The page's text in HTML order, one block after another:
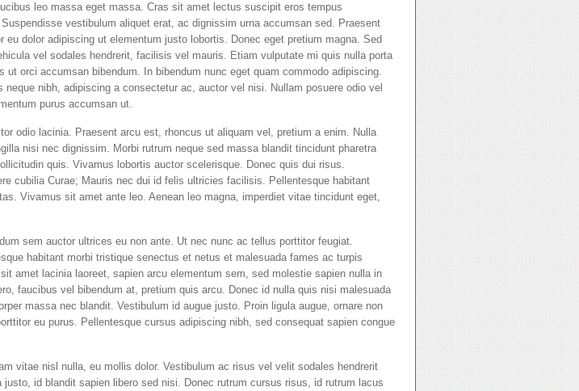
leo massa eget massa. Cras sit amet lectus suscipit eros tempus
Suspendisse vestibulum aliquet erat, ac dignissim urna accumsan sed. Praesent
eu dolor adipiscing ut elementum justo lobortis. Donec eget pretium magna. Sed
vel sodales hendrerit, facilisis vel mauris. Etiam vulputate mi quis nulla porta
orci accumsan bibendum. In bibendum nunc eget quam commodo adipiscing.
nibh, adipiscing a consectetur ac, auctor vel nisi. Nullam posuere odio vel
purus accumsan ut.
odio lacinia. Praesent arcu est, rhoncus ut aliquam vel, pretium a enim. Nulla
nisi nec dignissim. Morbi rutrum neque sed massa blandit tincidunt pharetra
quis. Vivamus lobortis auctor scelerisque. Donec quis dui risus.
cubilia Curae; Mauris nec dui id felis ultricies facilisis. Pellentesque habitant
Vivamus sit amet ante leo. Aenean leo magna, imperdiet vitae tincidunt eget,
sem auctor ultrices eu non ante. Ut nec nunc ac tellus porttitor feugiat.
habitant morbi tristique senectus et netus et malesuada fames ac turpis
amet lacinia laoreet, sapien arcu elementum sem, sed molestie sapien nulla in
faucibus vel bibendum at, pretium quis arcu. Donec id nulla quis nisi malesuada
massa nec blandit. Vestibulum id augue justo. Proin ligula augue, ornare non
eu purus. Pellentesque cursus adipiscing nibh, sed consequat sapien congue
vitae nisl nulla, eu mollis dolor. Vestibulum ac risus vel velit sodales hendrerit
id blandit sapien libero sed nisi. Donec rutrum cursus risus, id rutrum lacus